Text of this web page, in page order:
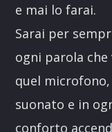
e mai lo farai.
Sarai per
ogni parola
quel
suonato e in
conforto